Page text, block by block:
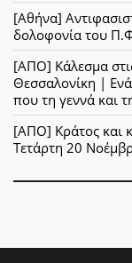
[Αθήνα]
δολοφονία του
[ΑΠΟ] Κάλεσμα
Θεσσαλονίκη |
που τη γεννά και
[ΑΠΟ] Κράτος και
Τετάρτη 20